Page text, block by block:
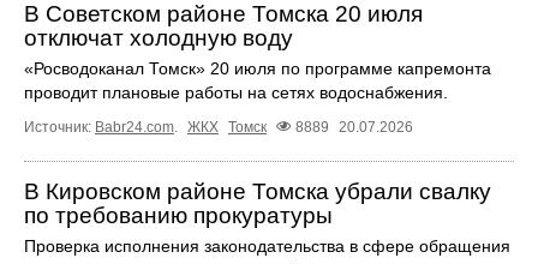
В Советском районе Томска 20 июля
отключат холодную воду
«Росводоканал Томск» 20 июля по программе капремонта
проводит плановые работы на сетях водоснабжения.
Источник: Babr24.com. ЖКХ Томск 8889 20.07.2026
В Кировском районе Томска убрали свалку
по требованию прокуратуры
Проверка исполнения законодательства в сфере обращения